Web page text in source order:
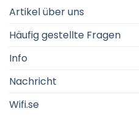
Artikel über uns
Häufig gestellte Fragen
Info
Nachricht
Wifi.se